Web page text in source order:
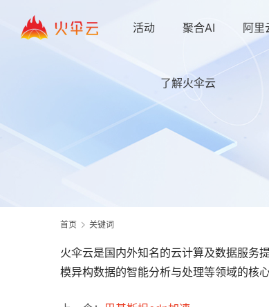
活动 聚合AI 阿里
了解火伞云
首页 关键词
火伞云是国内外知名的云计算及数据服务
模异构数据的智能分析与处理等领域的核